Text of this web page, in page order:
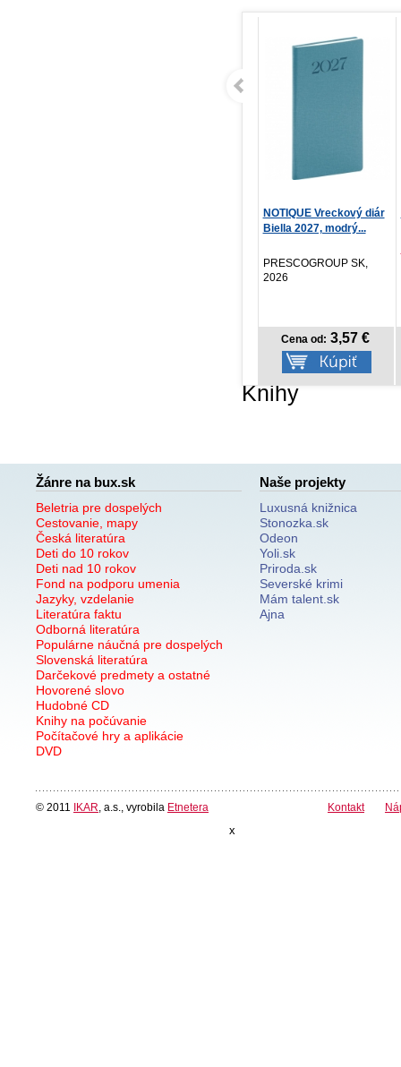
NOTIQUE Vreckový diár
Biella 2027, modrý...
PRESCOGROUP SK,
2026
Cena od:3,57 €
Knihy
Žánre na bux.sk
Beletria pre dospelých
Cestovanie, mapy
Česká literatúra
Deti do 10 rokov
Deti nad 10 rokov
Fond na podporu umenia
Jazyky, vzdelanie
Literatúra faktu
Odborná literatúra
Populárne náučná pre dospelých
Slovenská literatúra
Darčekové predmety a ostatné
Hovorené slovo
Hudobné CD
Knihy na počúvanie
Počítačové hry a aplikácie
DVD
Naše projekty
Luxusná knižnica
Stonozka.sk
Odeon
Yoli.sk
Priroda.sk
Severské krimi
Mám talent.sk
Ajna
© 2011 IKAR , a.s., vyrobila Etnetera Kontakt
x